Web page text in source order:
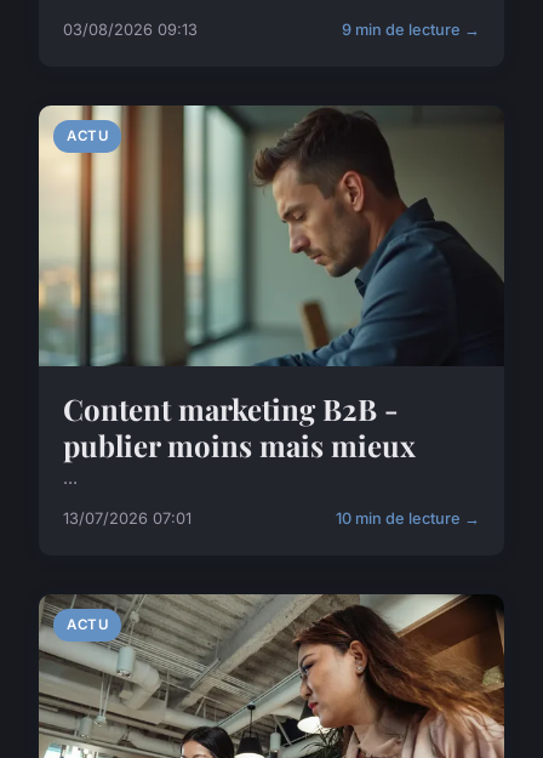
03/08/2026 09:13 9 min de lecture →
ACTU
Content marketing B2B -
publier moins mais mieux
...
13/07/2026 07:01 10 min de lecture →
ACTU